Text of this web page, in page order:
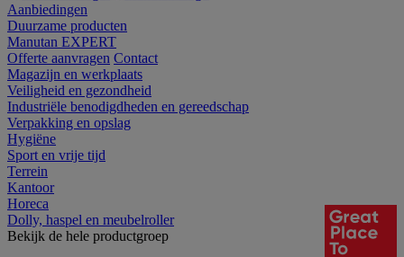
Aanbiedingen
Duurzame producten
Manutan EXPERT
Offerte aanvragen Contact
Magazijn en werkplaats
Veiligheid en gezondheid
Industriële benodigdheden en gereedschap
Verpakking en opslag
Hygiëne
Sport en vrije tijd
Terrein
Kantoor
Horeca
Dolly, haspel en meubelroller
Bekijk de hele productgroep